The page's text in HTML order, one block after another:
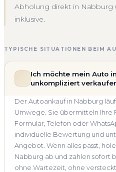
Abholung direkt in Nabburg
inklusive.
TYPISCHE SITUATIONEN BEIM
Ich möchte mein Auto
unkompliziert
Der Autoankauf in Nabburg
Umwege. Sie übermitteln
Formular, Telefon oder
individuelle Bewertung und
Angebot. Wenn alles passt,
Nabburg ab und zahlen sofort
ohne Wartezeit, ohne